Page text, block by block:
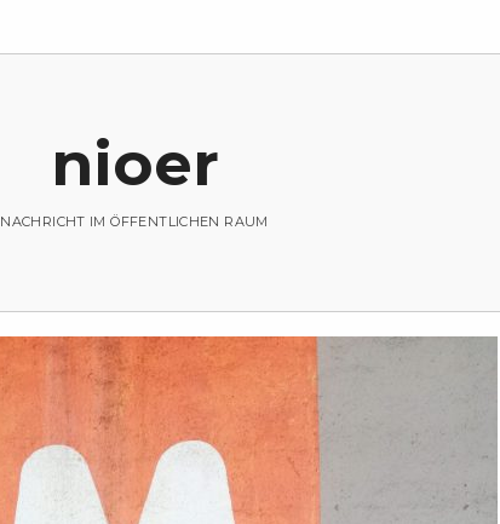
nioer
NACHRICHT IM ÖFFENTLICHEN RAUM